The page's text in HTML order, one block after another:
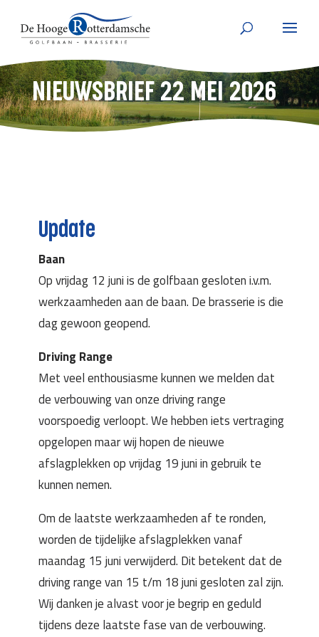
NIEUWSBRIEF 22 MEI 2026
Update
Baan
Op vrijdag 12 juni is de golfbaan gesloten i.v.m.
werkzaamheden aan de baan. De brasserie is die
dag gewoon geopend.
Driving Range
Met veel enthousiasme kunnen we melden dat
de verbouwing van onze driving range
voorspoedig verloopt. We hebben iets vertraging
opgelopen maar wij hopen de nieuwe
afslagplekken op vrijdag 19 juni in gebruik te
kunnen nemen.
Om de laatste werkzaamheden af te ronden,
worden de tijdelijke afslagplekken vanaf
maandag 15 juni verwijderd. Dit betekent dat de
driving range van 15 t/m 18 juni gesloten zal zijn.
Wij danken je alvast voor je begrip en geduld
tijdens deze laatste fase van de verbouwing.